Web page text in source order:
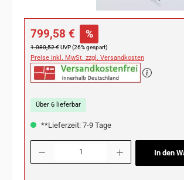
Verkaufspreis:
799,58 € %
Regulärer Preis:
1.080,52 €UVP (26% gespart)
Preise inkl. MwSt. zzgl. Versandkosten
Über 6 lieferbar
**Lieferzeit: 7-9 Tage
Produkt Anzahl: Gib den gewünschten Wert ein
In den